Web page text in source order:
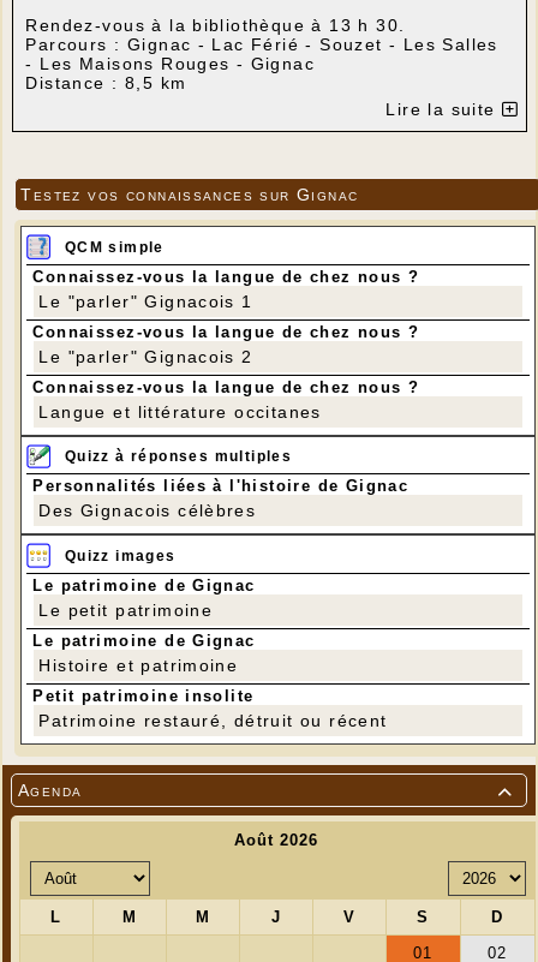

Agenda
Rendez-vous à la bibliothèque à 13 h 30.
Parcours : Gignac - Lac Férié - Souzet - Les Salles
- Les Maisons Rouges - Gignac
Distance : 8,5 km
Lire la suite
Testez vos connaissances sur Gignac
QCM simple
Connaissez-vous la langue de chez nous ?
Le "parler" Gignacois 1
Connaissez-vous la langue de chez nous ?
Le "parler" Gignacois 2
Connaissez-vous la langue de chez nous ?
Langue et littérature occitanes
Quizz à réponses multiples
Personnalités liées à l'histoire de Gignac
Des Gignacois célèbres
Quizz images
Le patrimoine de Gignac
Le petit patrimoine
Le patrimoine de Gignac
Histoire et patrimoine
Petit patrimoine insolite
Patrimoine restauré, détruit ou récent